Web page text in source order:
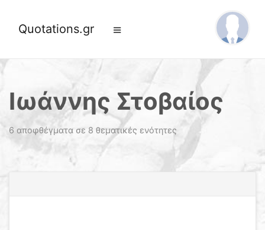
Quotations.gr
Ιωάννης Στοβαίος
6 αποφθέγματα σε 8 θεματικές ενότητες